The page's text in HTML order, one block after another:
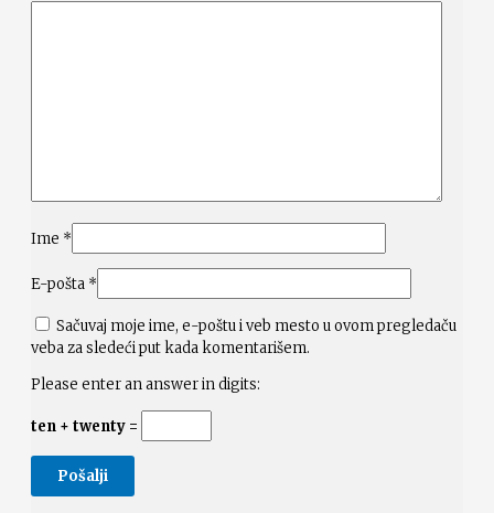
Ime *
E-pošta *
Sačuvaj moje ime, e-poštu i veb mesto u ovom pregledaču
veba za sledeći put kada komentarišem.
Please enter an answer in digits:
ten + twenty =